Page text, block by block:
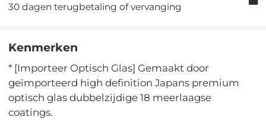
30 dagen terugbetaling of vervanging
Kenmerken
* [Importeer Optisch Glas] Gemaakt door
geïmporteerd high definition Japans premium
optisch glas dubbelzijdige 18 meerlaagse
coatings.